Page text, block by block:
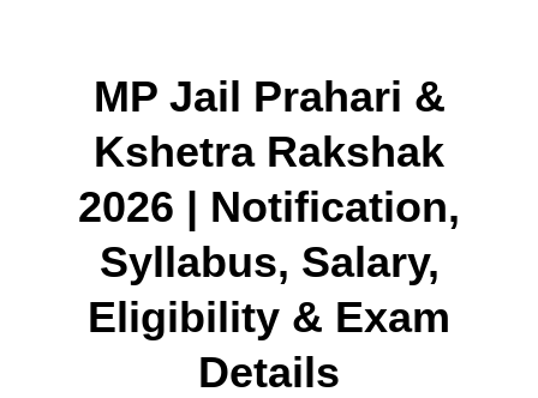
MP Jail Prahari &
Kshetra Rakshak
2026 | Notification,
Syllabus, Salary,
Eligibility & Exam
Details